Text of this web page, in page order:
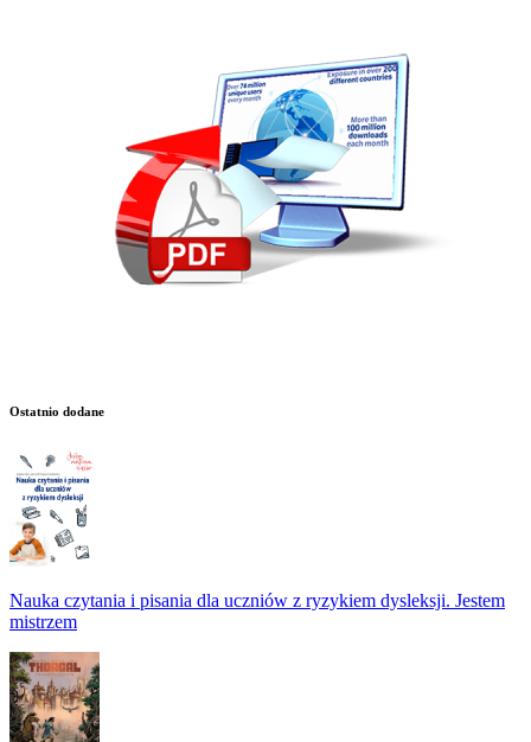
Ostatnio dodane
Nauka czytania i pisania dla uczniów z ryzykiem dysleksji. Jestem
mistrzem